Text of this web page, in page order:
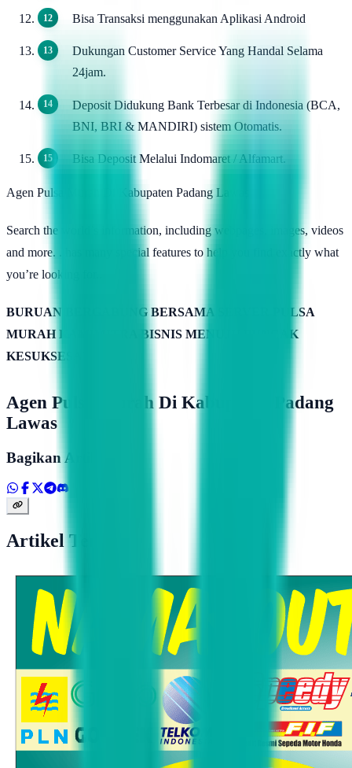
Bisa Transaksi menggunakan Aplikasi Android
Dukungan Customer Service Yang Handal Selama
24jam.
Deposit Didukung Bank Terbesar di Indonesia (BCA,
BNI, BRI & MANDIRI) sistem Otomatis.
Bisa Deposit Melalui Indomaret / Alfamart.
Agen Pulsa Murah Di Kabupaten Padang Lawas
Search the world’s information, including webpages, images, videos
and more. . has many special features to help you find exactly what
you’re looking for..
BURUAN BERGABUNG BERSAMA SERVER PULSA
MURAH KAMIMITRA BISNIS MENUJU PUNCAK
KESUKSESAN
Agen Pulsa Murah Di Kabupaten Padang
Lawas
Bagikan Artikel
Artikel Terkait